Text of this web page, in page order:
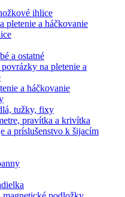
ihlice
pletenie a háčkovanie
a ostatné
na pletenie a
a háčkovanie
tužky, fixy
pravítka a krivítka
a príslušenstvo k šijacím